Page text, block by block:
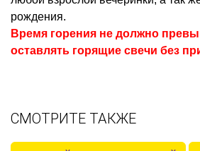
рождения.
Время горения не должно
оставлять горящие свечи без
СМОТРИТЕ ТАКЖЕ